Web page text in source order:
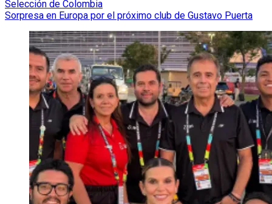
Selección de Colombia
Sorpresa en Europa por el próximo club de Gustavo Puerta